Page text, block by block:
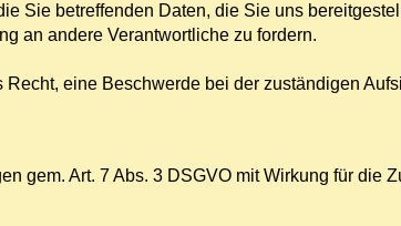
Sie betreffenden Daten, die Sie uns
an andere Verantwortliche zu fordern.
Recht, eine Beschwerde bei der zuständigen
gem. Art. 7 Abs. 3 DSGVO mit Wirkung für die